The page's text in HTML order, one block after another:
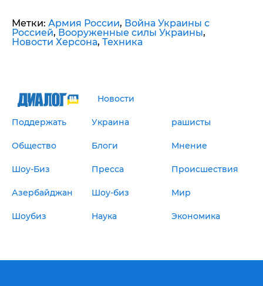
Метки: Армия России, Война Украины с
Россией, Вооруженные силы Украины,
Новости Херсона, Техника
Новости
Поддержать Украина рашисты
Общество Блоги Мнение
Шоу-Биз Пресса Происшествия
Азербайджан Шоу-биз Мир
Шоубиз Наука Экономика